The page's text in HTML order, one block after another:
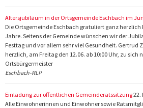
Altersjubiläum in der Ortsgemeinde Eschbach im
Die Ortsgemeinde Eschbach gratuliert ganz herzlich
Jahre. Seitens der Gemeinde wünschen wir der
Festtag und vor allem sehr viel Gesundheit. Gertrud
herzlich, am Freitag den 12.06. ab 10:00 Uhr, zu sich
Ortsbürgermeister
Eschbach-RLP
Einladung zur öffentlichen Gemeinderatssitzung22.
Alle Einwohnerinnen und Einwohner sowie